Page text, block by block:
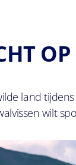
land
wilt